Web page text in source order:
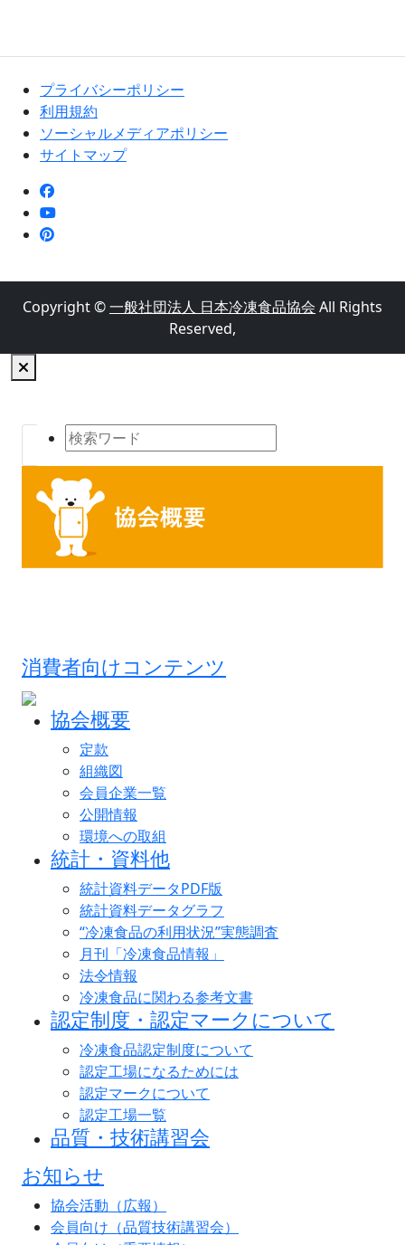
プライバシーポリシー
利用規約
ソーシャルメディアポリシー
サイトマップ
Copyright ©一般社団法人 日本冷凍食品協会 All Rights
Reserved,
消費者向けコンテンツ
協会概要
定款
組織図
会員企業一覧
公開情報
環境への取組
統計・資料他
統計資料データPDF版
統計資料データグラフ
“冷凍食品の利用状況”実態調査
月刊「冷凍食品情報」
法令情報
冷凍食品に関わる参考文書
認定制度・認定マークについて
冷凍食品認定制度について
認定工場になるためには
認定マークについて
認定工場一覧
品質・技術講習会
お知らせ
協会活動（広報）
会員向け（品質技術講習会）